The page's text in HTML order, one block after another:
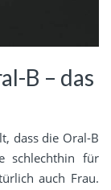
B – das
dass die Oral-B
schlechthin für
auch Frau.